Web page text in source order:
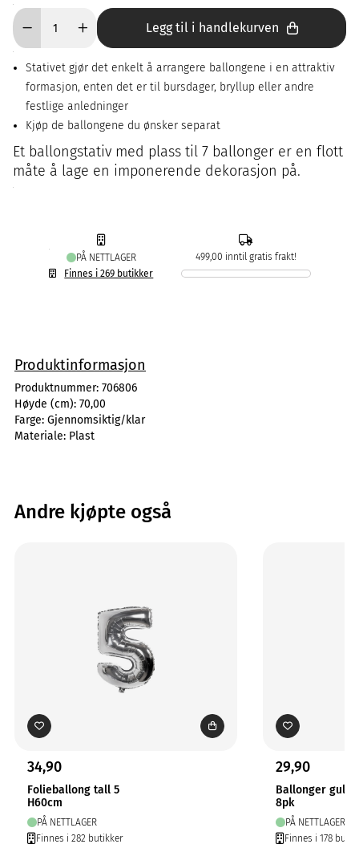
Legg til i handlekurven
Stativet gjør det enkelt å arrangere ballongene i en attraktiv
formasjon, enten det er til bursdager, bryllup eller andre
festlige anledninger
Kjøp de ballongene du ønsker separat
Et ballongstativ med plass til 7 ballonger er en flott
måte å lage en imponerende dekorasjon på.
PÅ NETTLAGER
Finnes i 269 butikker
499,00 inntil gratis frakt!
Produktinformasjon
Produktnummer: 706806
Høyde (cm): 70,00
Farge: Gjennomsiktig/klar
Materiale: Plast
Andre kjøpte også
34,90
Folieballong tall 5
H60cm
PÅ NETTLAGER
Finnes i 282 butikker
29,90
Ballonger gull
8pk
PÅ NETTLAGER
Finnes i 178